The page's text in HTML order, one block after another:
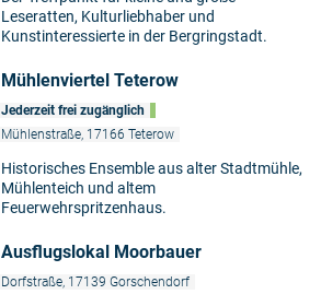
Leseratten, Kulturliebhaber und
Kunstinteressierte in der Bergringstadt.
Mühlenviertel Teterow
Jederzeit frei zugänglich
Mühlenstraße, 17166 Teterow
Historisches Ensemble aus alter Stadtmühle,
Mühlenteich und altem
Feuerwehrspritzenhaus.
Ausflugslokal Moorbauer
Dorfstraße, 17139 Gorschendorf